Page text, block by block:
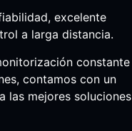
excelente
a larga distancia.
constante
contamos con un
mejores soluciones